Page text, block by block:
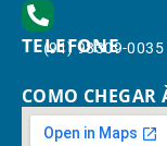
TELEFONE
(91) 98309-0035
COMO CHEGAR